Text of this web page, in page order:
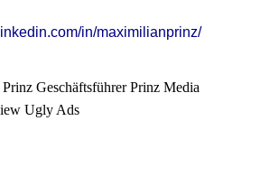
in/maximilianprinz/